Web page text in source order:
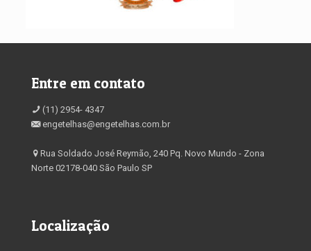
Entre em contato
(11) 2954- 4347
engetelhas@engetelhas.com.br
Rua Soldado José Reymão, 240 Pq. Novo Mundo - Zona
Norte 02178-040 São Paulo SP
Localização